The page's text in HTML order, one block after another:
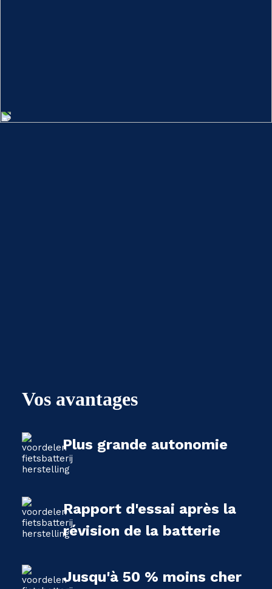
Vos avantages
Plus grande autonomie
Rapport d'essai après la
révision de la batterie
Jusqu'à 50 % moins cher